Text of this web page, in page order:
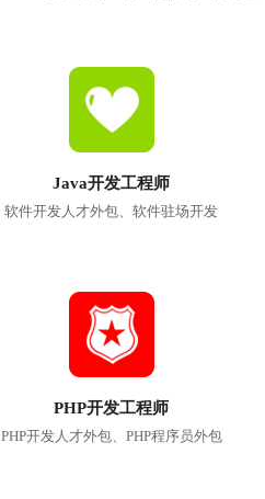
Java开发工程师
软件开发人才外包、软件驻场开发
PHP开发工程师
PHP开发人才外包、PHP程序员外包